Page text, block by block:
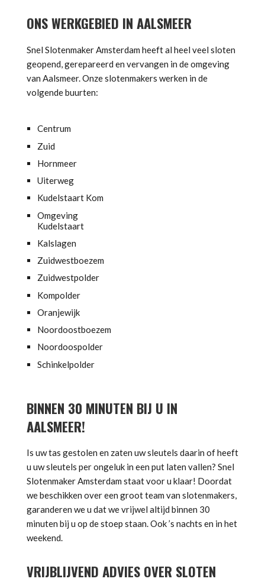
ONS WERKGEBIED IN AALSMEER
Snel Slotenmaker Amsterdam heeft al heel veel sloten
geopend, gerepareerd en vervangen in de omgeving
van Aalsmeer. Onze slotenmakers werken in de
volgende buurten:
Centrum
Zuid
Hornmeer
Uiterweg
Kudelstaart Kom
Omgeving
Kudelstaart
Kalslagen
Zuidwestboezem
Zuidwestpolder
Kompolder
Oranjewijk
Noordoostboezem
Noordoospolder
Schinkelpolder
BINNEN 30 MINUTEN BIJ U IN
AALSMEER!
Is uw tas gestolen en zaten uw sleutels daarin of heeft
u uw sleutels per ongeluk in een put laten vallen? Snel
Slotenmaker Amsterdam staat voor u klaar! Doordat
we beschikken over een groot team van slotenmakers,
garanderen we u dat we vrijwel altijd binnen 30
minuten bij u op de stoep staan. Ook ’s nachts en in het
weekend.
VRIJBLIJVEND ADVIES OVER SLOTEN